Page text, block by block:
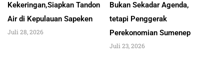
Kekeringan,Siapkan Tandon
Air di Kepulauan Sapeken
Juli 28, 2026
Bukan Sekadar Agenda,
tetapi Penggerak
Perekonomian Sumenep
Juli 23, 2026